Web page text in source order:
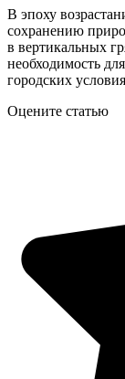
В эпоху
сохранению
в вертикальных
необходимость
городских
Оцените статью